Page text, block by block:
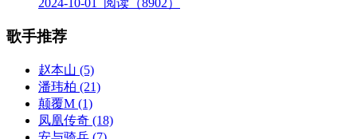
歌手推荐
赵本山 (5)
潘玮柏 (21)
颠覆M (1)
凤凰传奇 (18)